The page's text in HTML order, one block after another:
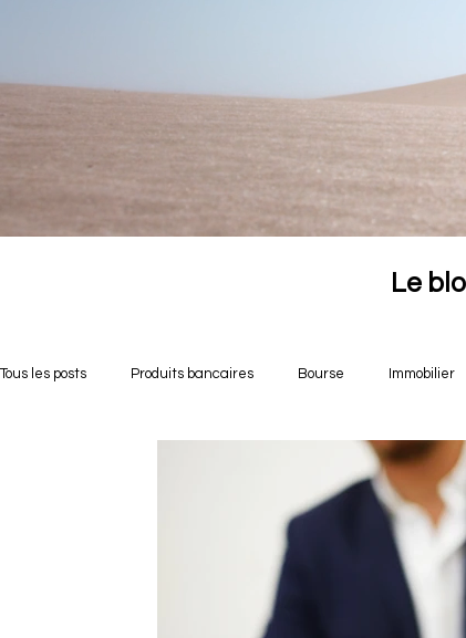
Le
Tous les posts Produits bancaires Bourse Immobilier